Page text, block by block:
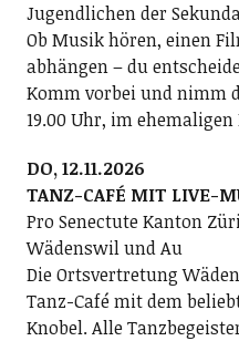
Jugendlichen der
Ob Musik hören, einen
abhängen – du
Komm vorbei und nimm
19.00 Uhr, im
DO, 12.11.2026
TANZ-CAFÉ MIT LIVE-
Pro Senectute Kanton
Wädenswil und Au
Die Ortsvertretung
Tanz-Café mit dem
Knobel. Alle